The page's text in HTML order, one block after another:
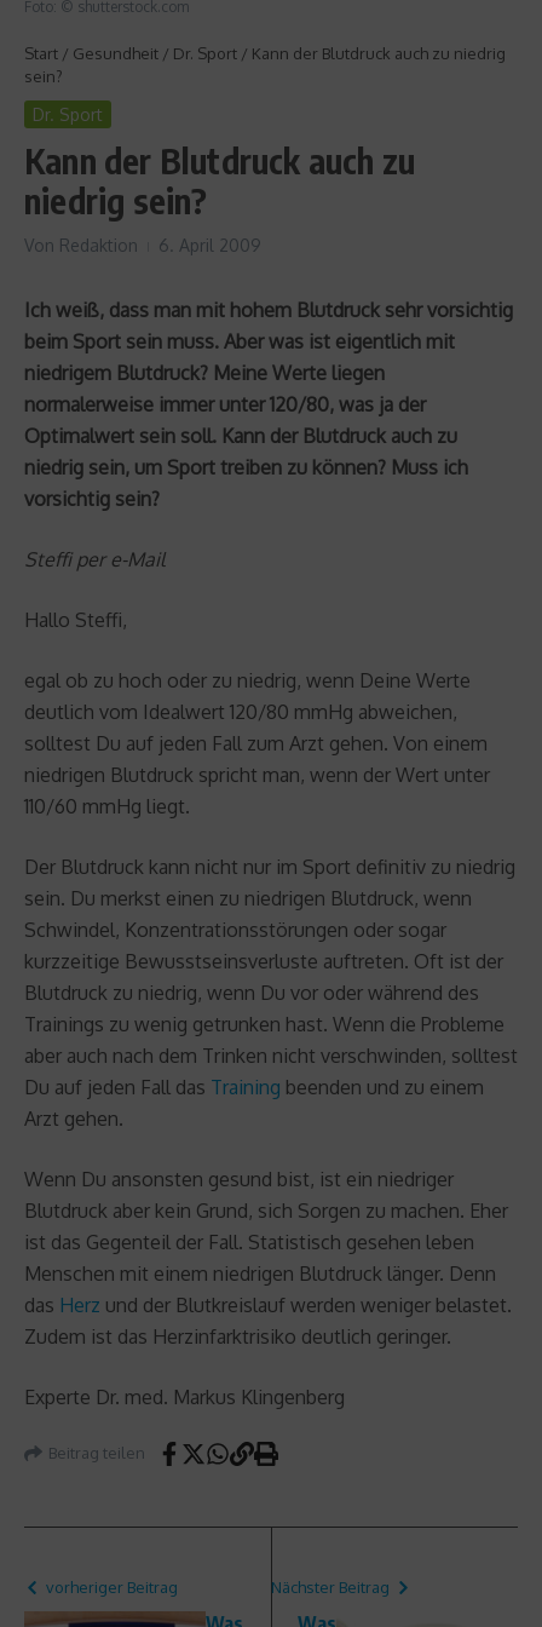
Foto: © shutterstock.com
Start / Gesundheit / Dr. Sport / Kann der Blutdruck auch zu niedrig
sein?
Dr. Sport
Kann der Blutdruck auch zu
niedrig sein?
Von Redaktion 6. April 2009
Ich weiß, dass man mit hohem Blutdruck sehr vorsichtig
beim Sport sein muss. Aber was ist eigentlich mit
niedrigem Blutdruck? Meine Werte liegen
normalerweise immer unter 120/80, was ja der
Optimalwert sein soll. Kann der Blutdruck auch zu
niedrig sein, um Sport treiben zu können? Muss ich
vorsichtig sein?
Steffi per e-Mail
Hallo Steffi,
egal ob zu hoch oder zu niedrig, wenn Deine Werte
deutlich vom Idealwert 120/80 mmHg abweichen,
solltest Du auf jeden Fall zum Arzt gehen. Von einem
niedrigen Blutdruck spricht man, wenn der Wert unter
110/60 mmHg liegt.
Der Blutdruck kann nicht nur im Sport definitiv zu niedrig
sein. Du merkst einen zu niedrigen Blutdruck, wenn
Schwindel, Konzentrationsstörungen oder sogar
kurzzeitige Bewusstseinsverluste auftreten. Oft ist der
Blutdruck zu niedrig, wenn Du vor oder während des
Trainings zu wenig getrunken hast. Wenn die Probleme
aber auch nach dem Trinken nicht verschwinden, solltest
Du auf jeden Fall das Training beenden und zu einem
Arzt gehen.
Wenn Du ansonsten gesund bist, ist ein niedriger
Blutdruck aber kein Grund, sich Sorgen zu machen. Eher
ist das Gegenteil der Fall. Statistisch gesehen leben
Menschen mit einem niedrigen Blutdruck länger. Denn
das Herz und der Blutkreislauf werden weniger belastet.
Zudem ist das Herzinfarktrisiko deutlich geringer.
Experte Dr. med. Markus Klingenberg
Beitrag teilen
vorheriger Beitrag Nächster Beitrag